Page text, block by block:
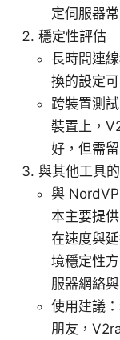
定伺服器
穩定性評估
長時間連
換的設定
跨裝置測
裝置上，
好，但需
與其他工具
與
本主要提
在速度與
境穩定性
服器網絡
使用建議
朋友，